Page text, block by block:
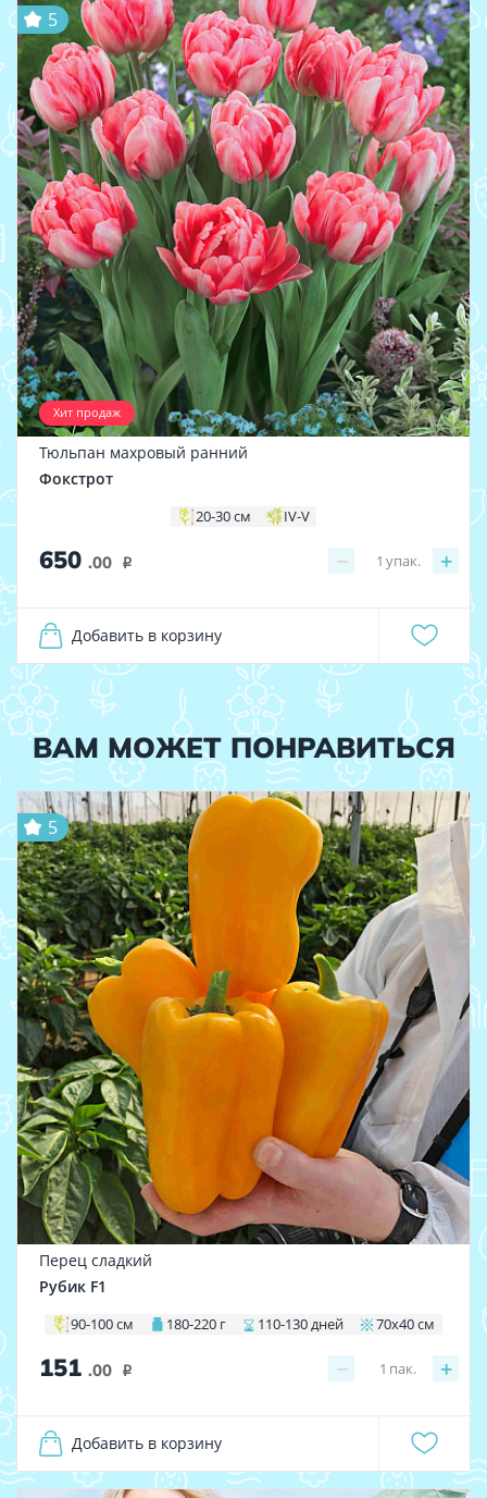
Хит продаж
5
Тюльпан махровый ранний
Фокстрот
20-30 см IV-V
650 .00 i − +
1 упак.
Добавить в корзину
ВАМ МОЖЕТ ПОНРАВИТЬСЯ
5
Перец сладкий
Рубик F1
90-100 см 180-220 г 110-130 дней 70х40 см
151 .00 i − +
1 пак.
Добавить в корзину